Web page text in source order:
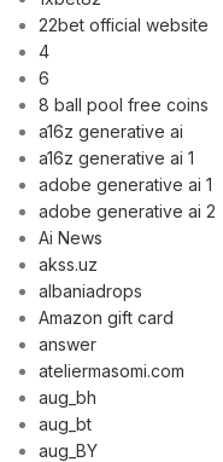
22bet official website
4
6
8 ball pool free coins
a16z generative ai
a16z generative ai 1
adobe generative ai 1
adobe generative ai 2
Ai News
akss.uz
albaniadrops
Amazon gift card
answer
ateliermasomi.com
aug_bh
aug_bt
aug_BY